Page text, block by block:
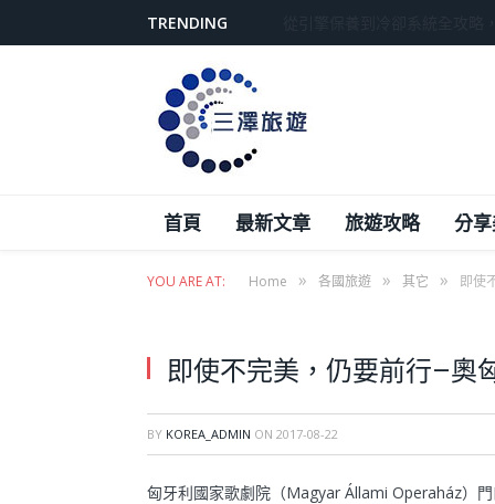
TRENDING
首頁 最新文章 旅遊攻略 分
YOU ARE AT: Home » 各國旅遊 » 其它 » 即使
即使不完美，仍要前行–奧
BY KOREA_ADMIN ON 2017-08-22
匈牙利國家歌劇院（Magyar Állami Operaház）